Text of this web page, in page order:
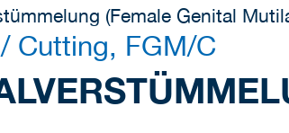
(Female Genital
Cutting, FGM/C